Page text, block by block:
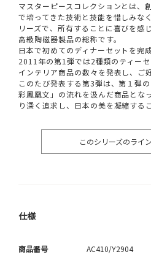
マスターピースコレクションとは、
で培ってきた技術と技能を惜しみな
リーズで、所有することに喜びを感
高級陶磁器製品の総称です。
日本で初めてのディナーセットを完
2011年の第1弾では2種類のティー
インテリア商品の数々を発表し、ご
このたび発表する第3弾は、第１弾
彩鳳凰文」の流れを汲んだ商品とな
り深く追求し、日本の美を凝縮する
このシリーズのライ
仕様
商品番号 AC410/Y2904